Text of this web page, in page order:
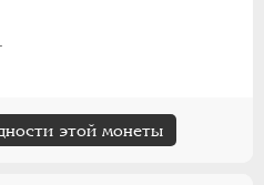
этой монеты